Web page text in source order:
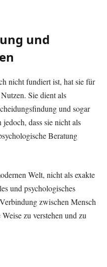
und
nicht fundiert ist, hat sie für
Sie dient als
und sogar
dass sie nicht als
Beratung
Welt, nicht als exakte
und psychologisches
zwischen Mensch
zu verstehen und zu